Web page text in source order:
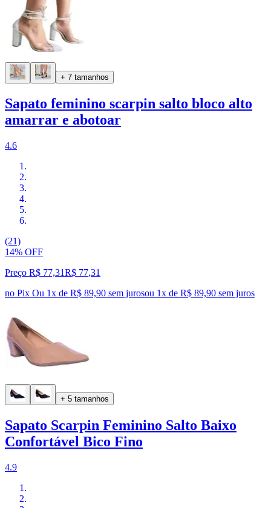
+ 7 tamanhos
Sapato feminino scarpin salto bloco alto
amarrar e abotoar
4.6
(21)
14% OFF
Preço R$ 77,31R$ 77,31
no Pix Ou 1x de R$ 89,90 sem jurosou 1x de R$ 89,90 sem juros
+ 5 tamanhos
Sapato Scarpin Feminino Salto Baixo
Confortável Bico Fino
4.9